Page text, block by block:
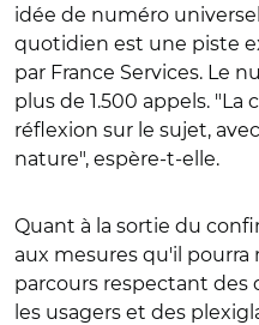
idée de numéro
quotidien est une piste
par France Services. Le
plus de 1.500 appels. "La
réflexion sur le sujet,
nature", espère-t-elle.
Quant à la sortie du
aux mesures qu'il
parcours respectant des
les usagers et des